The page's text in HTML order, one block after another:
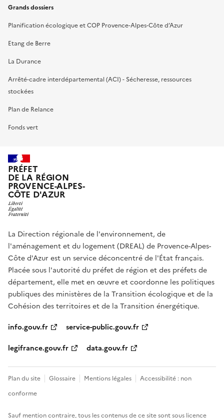
Grands dossiers
Planification écologique et COP Provence-Alpes-Côte d’Azur
Etang de Berre
La Durance
Arrêté-cadre interdépartemental (ACI) - Sécheresse, ressources
stockées
Plan de Relance
Fonds vert
PRÉFET
DE LA RÉGION
PROVENCE-ALPES-
CÔTE D'AZUR
La Direction régionale de l'environnement, de
l'aménagement et du logement (DREAL) de Provence-Alpes-
Côte d'Azur est un service déconcentré de l'État français.
Placée sous l'autorité du préfet de région et des préfets de
département, elle met en œuvre et coordonne les politiques
publiques des ministères de la Transition écologique et de la
Cohésion des territoires et de la Transition énergétique.
info.gouv.fr
service-public.gouv.fr
legifrance.gouv.fr
data.gouv.fr
Plan du site Glossaire Mentions légales
Accessibilité : non
conforme
Sauf mention contraire, tous les contenus de ce site sont sous licence